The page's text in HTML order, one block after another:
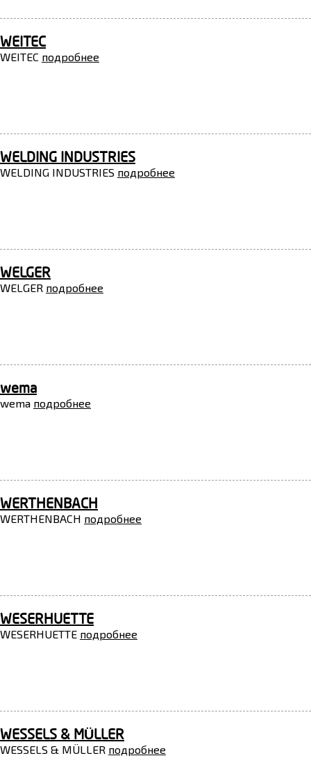
WEITEC
WEITEC подробнее
WELDING INDUSTRIES
WELDING INDUSTRIES подробнее
WELGER
WELGER подробнее
wema
wema подробнее
WERTHENBACH
WERTHENBACH подробнее
WESERHUETTE
WESERHUETTE подробнее
WESSELS & MÜLLER
WESSELS & MÜLLER подробнее